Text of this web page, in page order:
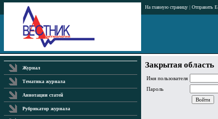
На главную страницу | Отправить
Журнал
Тематика журнала
Аннотации статей
Рубрикатор журнала
Закрытая область
Имя пользователя
Пароль